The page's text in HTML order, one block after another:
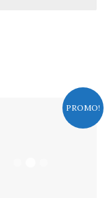
PROMO!